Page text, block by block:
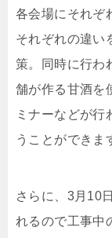
各会場にそれぞ
それぞれの違い
策。同時に行わ
舗が作る甘酒を
ミナーなどが行
うことができま
さらに、3月10
れるので工事中